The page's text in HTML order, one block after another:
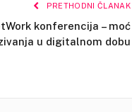
PRETHODNI ČLANAK
konferencija – moć
u digitalnom dobu